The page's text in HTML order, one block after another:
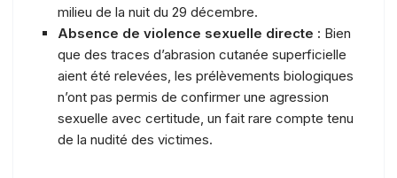
milieu de la nuit du 29 décembre.
Absence de violence sexuelle directe : Bien
que des traces d’abrasion cutanée superficielle
aient été relevées, les prélèvements biologiques
n’ont pas permis de confirmer une agression
sexuelle avec certitude, un fait rare compte tenu
de la nudité des victimes.